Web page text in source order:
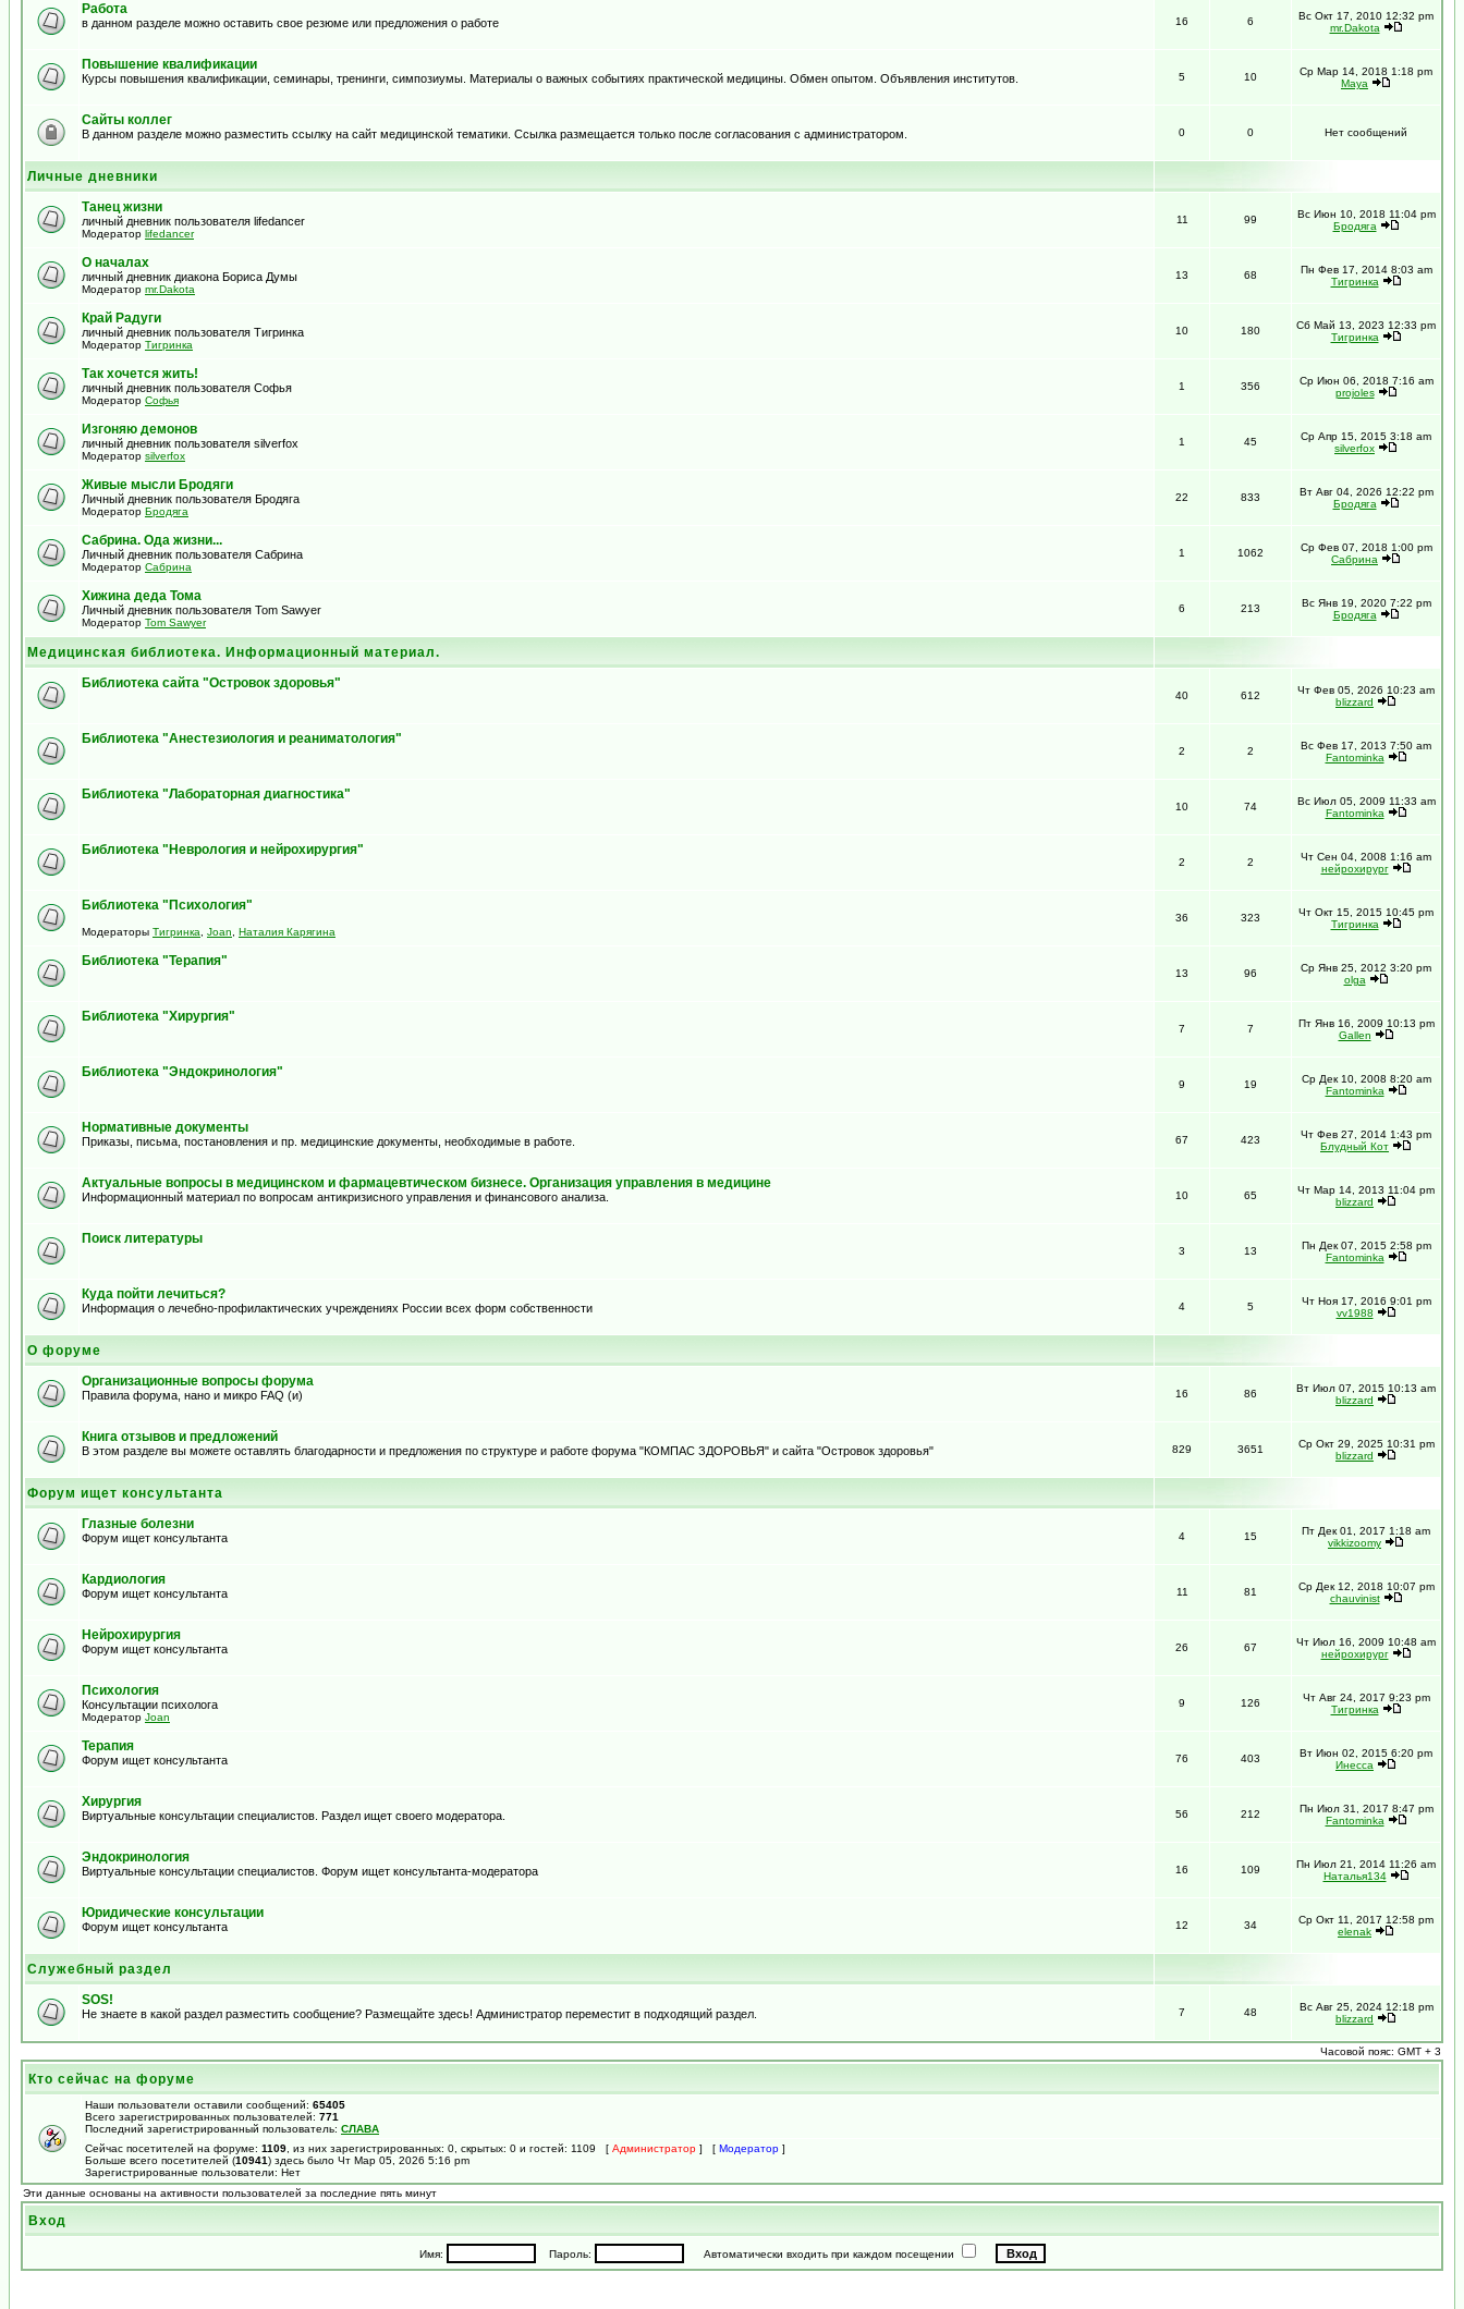
Работа
в данном разделе можно оставить свое резюме или предложения о работе 16 6
Вс Окт 17, 2010 12:32 pm
mr.Dakota
Повышение квалификации
Курсы повышения квалификации, семинары, тренинги, симпозиумы. Материалы о важных событиях практической медицины. Обмен опытом. Объявления институтов. 5 10
Ср Мар 14, 2018 1:18 pm
Maya
Сайты коллег
В данном разделе можно разместить ссылку на сайт медицинской тематики. Ссылка размещается только после согласования с администратором. 0 0 Нет сообщений
Личные дневники
Танец жизни
личный дневник пользователя lifedancer
Модератор lifedancer
11 99
Вс Июн 10, 2018 11:04 pm
Бродяга
О началах
личный дневник диакона Бориса Думы
Модератор mr.Dakota
13 68
Пн Фев 17, 2014 8:03 am
Тигринка
Край Радуги
личный дневник пользователя Тигринка
Модератор Тигринка
10 180
Сб Май 13, 2023 12:33 pm
Тигринка
Так хочется жить!
личный дневник пользователя Софья
Модератор Софья
1 356
Ср Июн 06, 2018 7:16 am
projoles
Изгоняю демонов
личный дневник пользователя silverfox
Модератор silverfox
1 45
Ср Апр 15, 2015 3:18 am
silverfox
Живые мысли Бродяги
Личный дневник пользователя Бродяга
Модератор Бродяга
22 833
Вт Авг 04, 2026 12:22 pm
Бродяга
Сабрина. Ода жизни...
Личный дневник пользователя Сабрина
Модератор Сабрина
1 1062
Ср Фев 07, 2018 1:00 pm
Сабрина
Хижина деда Тома
Личный дневник пользователя Tom Sawyer
Модератор Tom Sawyer
6 213
Вс Янв 19, 2020 7:22 pm
Бродяга
Медицинская библиотека. Информационный материал.
Библиотека сайта "Островок здоровья"
40 612
Чт Фев 05, 2026 10:23 am
blizzard
Библиотека "Анестезиология и реаниматология"
2 2
Вс Фев 17, 2013 7:50 am
Fantominka
Библиотека "Лабораторная диагностика"
10 74
Вс Июл 05, 2009 11:33 am
Fantominka
Библиотека "Неврология и нейрохирургия"
2 2
Чт Сен 04, 2008 1:16 am
нейрохирург
Библиотека "Психология"
Модераторы Тигринка Joan Наталия Карягина
36 323
Чт Окт 15, 2015 10:45 pm
Тигринка
Библиотека "Терапия"
13 96
Ср Янв 25, 2012 3:20 pm
olga
Библиотека "Хирургия"
7 7
Пт Янв 16, 2009 10:13 pm
Gallen
Библиотека "Эндокринология"
9 19
Ср Дек 10, 2008 8:20 am
Fantominka
Нормативные документы
Приказы, письма, постановления и пр. медицинские документы, необходимые в работе. 67 423
Чт Фев 27, 2014 1:43 pm
Блудный Кот
Актуальные вопросы в медицинском и фармацевтическом бизнесе. Организация управления в медицине
Информационный материал по вопросам антикризисного управления и финансового анализа. 10 65
Чт Мар 14, 2013 11:04 pm
blizzard
Поиск литературы
3 13
Пн Дек 07, 2015 2:58 pm
Fantominka
Куда пойти лечиться?
Информация о лечебно-профилактических учреждениях России всех форм собственности 4 5
Чт Ноя 17, 2016 9:01 pm
vv1988
О форуме
Организационные вопросы форума
Правила форума, нано и микро FAQ (и) 16 86
Вт Июл 07, 2015 10:13 am
blizzard
Книга отзывов и предложений
В этом разделе вы можете оставлять благодарности и предложения по структуре и работе форума "КОМПАС ЗДОРОВЬЯ" и сайта "Островок здоровья" 829 3651
Ср Окт 29, 2025 10:31 pm
blizzard
Форум ищет консультанта
Глазные болезни
Форум ищет консультанта 4 15
Пт Дек 01, 2017 1:18 am
vikkizoomy
Кардиология
Форум ищет консультанта 11 81
Ср Дек 12, 2018 10:07 pm
chauvinist
Нейрохирургия
Форум ищет консультанта 26 67
Чт Июл 16, 2009 10:48 am
нейрохирург
Психология
Консультации психолога
Модератор Joan
9 126
Чт Авг 24, 2017 9:23 pm
Тигринка
Терапия
Форум ищет консультанта 76 403
Вт Июн 02, 2015 6:20 pm
Инесса
Хирургия
Виртуальные консультации специалистов. Раздел ищет своего модератора. 56 212
Пн Июл 31, 2017 8:47 pm
Fantominka
Эндокринология
Виртуальные консультации специалистов. Форум ищет консультанта-модератора 16 109
Пн Июл 21, 2014 11:26 am
Наталья134
Юридические консультации
Форум ищет консультанта 12 34
Ср Окт 11, 2017 12:58 pm
elenak
Служебный раздел
SOS!
Не знаете в какой раздел разместить сообщение? Размещайте здесь! Администратор переместит в подходящий раздел. 7 48
Вс Авг 25, 2024 12:18 pm
blizzard
Часовой пояс: GMT + 3
Кто сейчас на форуме
Наши пользователи оставили сообщений: 65405
Всего зарегистрированных пользователей: 771
Последний зарегистрированный пользователь: СЛАВА
Сейчас посетителей на форуме: 1109 , из них зарегистрированных: 0, скрытых: 0 и гостей: 1109 [ Администратор ] [ Модератор ]
Больше всего посетителей (10941) здесь было Чт Мар 05, 2026 5:16 pm
Зарегистрированные пользователи: Нет
Эти данные основаны на активности пользователей за последние пять минут
Вход
Имя: Пароль: Автоматически входить при каждом посещении